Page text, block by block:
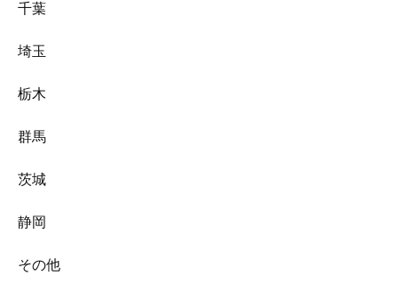
千葉
埼玉
栃木
群馬
茨城
静岡
その他